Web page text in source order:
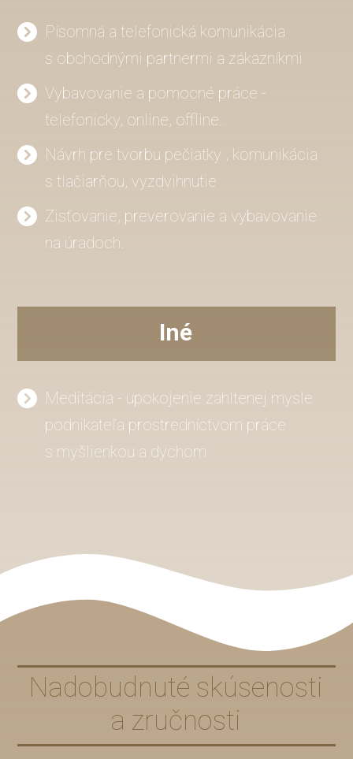
Písomná a telefonická komunikácia
s obchodnými partnermi a zákazníkmi
Vybavovanie a pomocné práce -
telefonicky, online, offline.
Návrh pre tvorbu pečiatky , komunikácia
s tlačiarňou, vyzdvihnutie
Zisťovanie, preverovanie a vybavovanie
na úradoch.
Iné
Meditácia - upokojenie zahltenej mysle
podnikateľa prostredníctvom práce
s myšlienkou a dychom
Nadobudnuté skúsenosti
a zručnosti